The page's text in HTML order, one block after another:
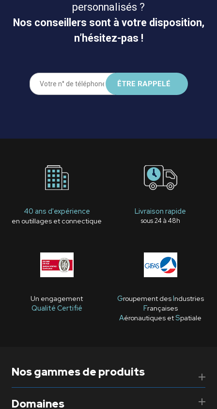
personnalisés ?
Nos conseillers sont à votre disposition,
n’hésitez-pas !
40 ans d'expérience
en outillages et connectique
Livraison rapide
sous 24 à 48h
Un engagement
Qualité Certifié
Groupement desIndustries
Françaises
Aéronautiques etSpatiale
Nos gammes de produits
Domaines